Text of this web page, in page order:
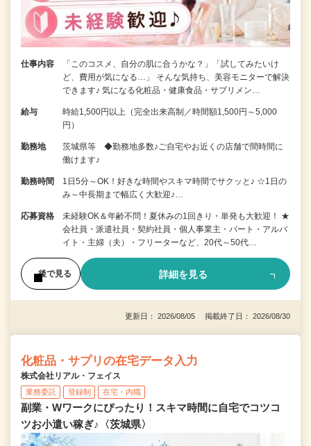
仕事内容
「このコスメ、自分の肌に合うかな？」「試してみたいけ
ど、費用が気になる…」 そんな気持ち、美容モニターで解決
できます♪ 気になる化粧品・健康食品・サプリメン…
給与
時給1,500円以上（完全出来高制／時間額1,500円～5,000
円）
勤務地
茨城県等 ◆勤務地多数♪ご自宅やお近くの店舗で間時間に
働けます♪
勤務時間
1日5分～OK！好きな時間やスキマ時間でサクッと♪ ☆1日の
み～中長期まで幅広く大歓迎♪…
応募資格
未経験OK＆年齢不問！夏休みの1回きり・単発も大歓迎！ ★
会社員・派遣社員・契約社員・個人事業主・パート・アルバ
イト・主婦（夫）・フリーターなど、20代～50代…
後で見る 詳細を見る
更新日： 2026/08/05 掲載終了日： 2026/08/30
化粧品・サプリの在宅データ入力
株式会社リアル・フェイス
業務委託 登録制 在宅・内職
副業・Wワークにぴったり！スキマ時間に自宅でコツコ
ツお小遣い稼ぎ♪〈茨城県〉